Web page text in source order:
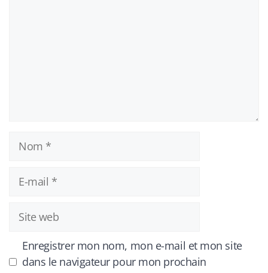
Nom
mail
Site
web
Enregistrer mon nom, mon e-mail et mon site
dans le navigateur pour mon prochain